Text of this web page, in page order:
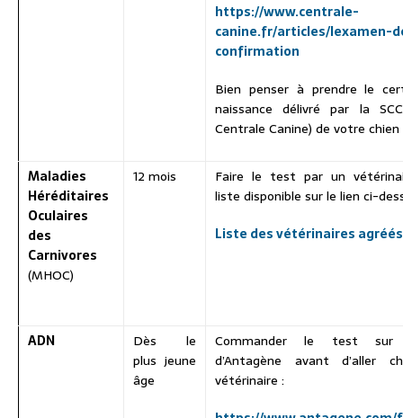
https://www.centrale-
canine.fr/articles/lexamen-
confirmation
Bien penser à prendre le
naissance délivré par la
Centrale Canine) de votre chien
Maladies
Héréditaires
Oculaires
des
Carnivores
(MHOC)
12 mois
Faire le test par un
liste disponible sur le lien ci-
Liste des vétérinaires agréés
ADN
Dès le
plus jeune
âge
Commander le test
d’Antagène avant d’aller
vétérinaire :